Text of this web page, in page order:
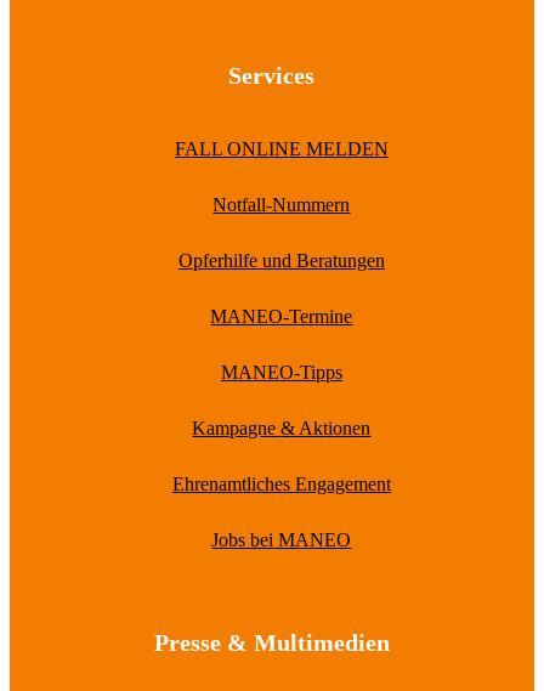
Services
FALL ONLINE MELDEN
Notfall-Nummern
Opferhilfe und Beratungen
MANEO-Termine
MANEO-Tipps
Kampagne & Aktionen
Ehrenamtliches Engagement
Jobs bei MANEO
Presse & Multimedien